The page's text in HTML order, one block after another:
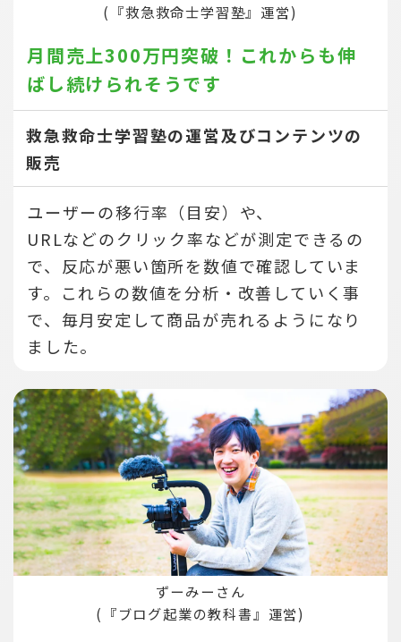
(『救急救命士学習塾』運営)
月間売上300万円突破！ これからも伸
ばし続けられそうです
救急救命士学習塾の運営及びコンテンツの
販売
ユーザーの移行率（目安）や、
URLなどのクリック率などが測定できるの
で、反応が悪い箇所を数値で確認していま
す。
これらの数値を分析・改善していく事
で、毎月安定して商品が売れるようになり
ました。
ずーみーさん
(『ブログ起業の教科書』運営)